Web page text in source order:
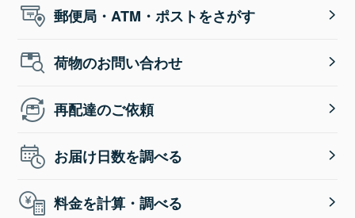
郵便局・ATM・ポストをさがす
荷物のお問い合わせ
再配達のご依頼
お届け日数を調べる
料金を計算・調べる